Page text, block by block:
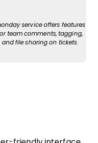
service offers features
team comments, tagging,
and file sharing on tickets.